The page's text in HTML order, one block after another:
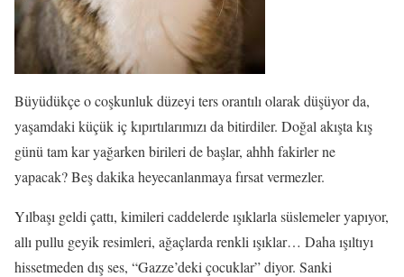
Büyüdükçe o coşkunluk düzeyi ters orantılı olarak düşüyor da,
yaşamdaki küçük iç kıpırtılarımızı da bitirdiler. Doğal akışta kış
günü tam kar yağarken birileri de başlar, ahhh fakirler ne
yapacak? Beş dakika heyecanlanmaya fırsat vermezler.
Yılbaşı geldi çattı, kimileri caddelerde ışıklarla süslemeler yapıyor,
allı pullu geyik resimleri, ağaçlarda renkli ışıklar… Daha ışıltıyı
hissetmeden dış ses, “Gazze’deki çocuklar” diyor. Sanki